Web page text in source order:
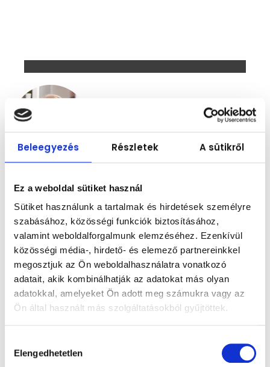
Beleegyezés Részletek A sütikről
Ez a weboldal sütiket használ
Sütiket használunk a tartalmak és hirdetések személyre
szabásához, közösségi funkciók biztosításához,
valamint weboldalforgalmunk elemzéséhez. Ezenkívül
közösségi média-, hirdető- és elemező partnereinkkel
megosztjuk az Ön weboldalhasználatra vonatkozó
adatait, akik kombinálhatják az adatokat más olyan
adatokkal, amelyeket Ön adott meg számukra vagy az
Ön által használt más szolgáltatásokból gyűjtöttek.
kiválasztása
Elengedhetetlen
Mi számít szónak? Így számold meg a
gyermeked aktív szókincsét
Az aktív szókincs számolása sok szülőben kelt
bizonytalanságot, különösen akkor, amikor felmerül a
két éves kor körüli 50 szavas elvárás. Az aktív
Sárosdi Virág 2026.07.30.